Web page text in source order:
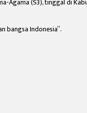
Agama (S3), tinggal di
bangsa Indonesia”.